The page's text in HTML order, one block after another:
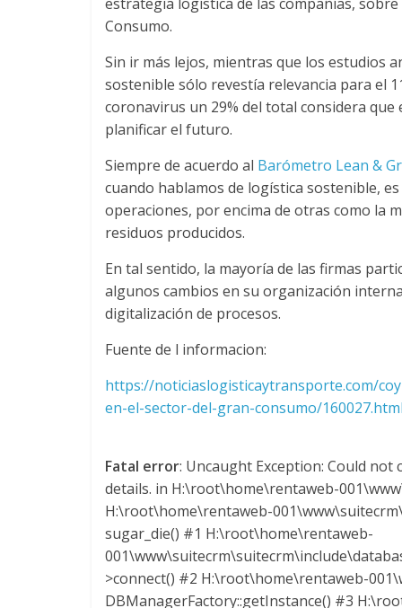
–
T
r
a
n
s
p
o
r
t
e
d
Consumo.
Sin ir más lejos, mientras que los estudios
sostenible sólo revestía relevancia para el
coronavirus un 29% del total considera
planificar el futuro.
Siempre de acuerdo al Barómetro Lean &
cuando hablamos de logística sostenible,
operaciones, por encima de otras como la
residuos producidos.
En tal sentido, la mayoría de las firmas
algunos cambios en su organización
digitalización de procesos.
Fuente de l informacion:
https://noticiaslogisticaytransporte.com/
en-el-sector-del-gran-consumo/160027.html
Fatal error: Uncaught Exception: Could
details. in H:\root\home\rentaweb-
H:\root\home\rentaweb-
sugar_die() #1 H:\root\home\rentaweb-
>connect() #2 H:\root\home\rentaweb-
DBManagerFactory::getInstance() #3